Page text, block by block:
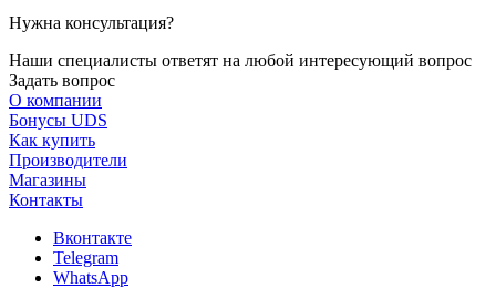
Нужна консультация?
Наши специалисты ответят на любой интересующий вопрос
Задать вопрос
О компании
Бонусы UDS
Как купить
Производители
Магазины
Контакты
Вконтакте
Telegram
WhatsApp